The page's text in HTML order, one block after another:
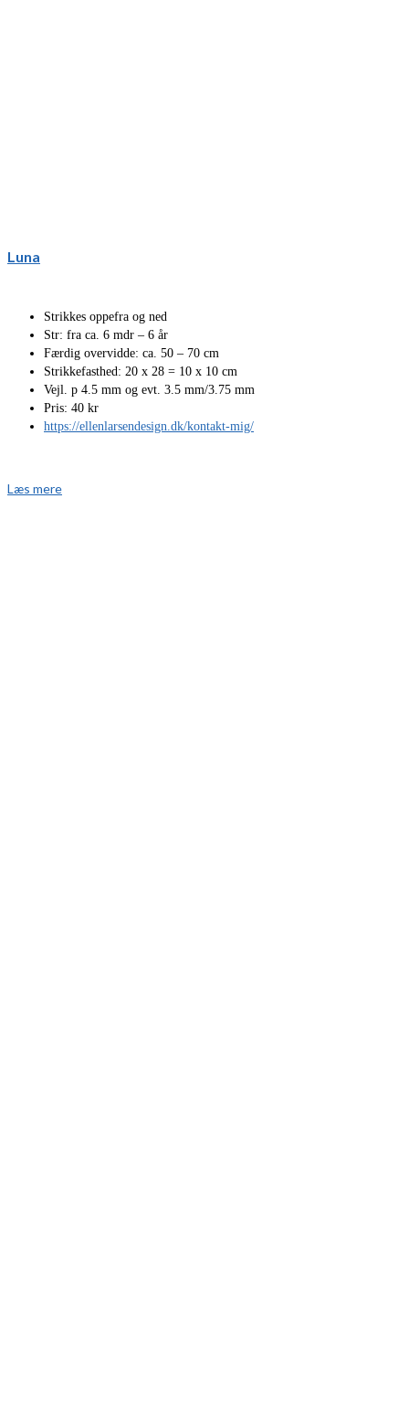
Luna
Strikkes oppefra og ned
Str: fra ca. 6 mdr – 6 år
Færdig overvidde: ca. 50 – 70 cm
Strikkefasthed: 20 x 28 = 10 x 10 cm
Vejl. p 4.5 mm og evt. 3.5 mm/3.75 mm
Pris: 40 kr
https://ellenlarsendesign.dk/kontakt-mig/
Læs mere